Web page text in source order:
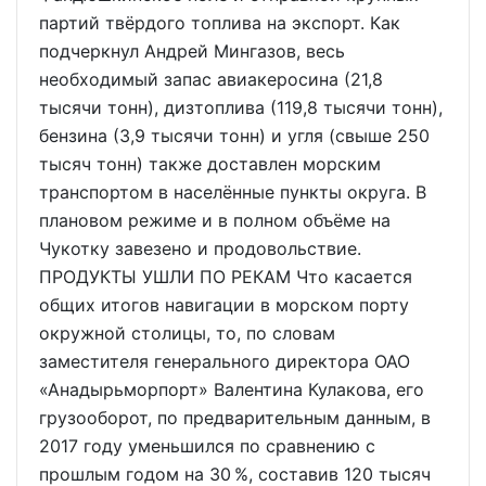
партий твёрдого топлива на экспорт. Как
подчеркнул Андрей Мингазов, весь
необходимый запас авиакеросина (21,8
тысячи тонн), дизтоплива (119,8 тысячи тонн),
бензина (3,9 тысячи тонн) и угля (свыше 250
тысяч тонн) также доставлен морским
транспортом в населённые пункты округа. В
плановом режиме и в полном объёме на
Чукотку завезено и продовольствие.
ПРОДУКТЫ УШЛИ ПО РЕКАМ Что касается
общих итогов навигации в морском порту
окружной столицы, то, по словам
заместителя генерального директора ОАО
«Анадырьморпорт» Валентина Кулакова, его
грузооборот, по предварительным данным, в
2017 году уменьшился по сравнению с
прошлым годом на 30 %, составив 120 тысяч